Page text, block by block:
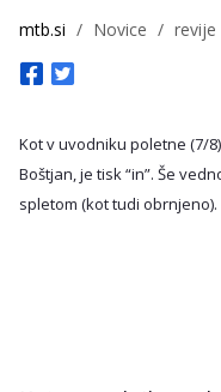
mtb.si / Novice / revije
Kot v uvodniku poletne (7/
Boštjan, je tisk “in”. Še
spletom (kot tudi obrnjeno).